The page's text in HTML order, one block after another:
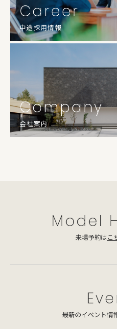
Career
中途採用情報
Company
会社案内
Model
来場予約はこ
最新のイベント情